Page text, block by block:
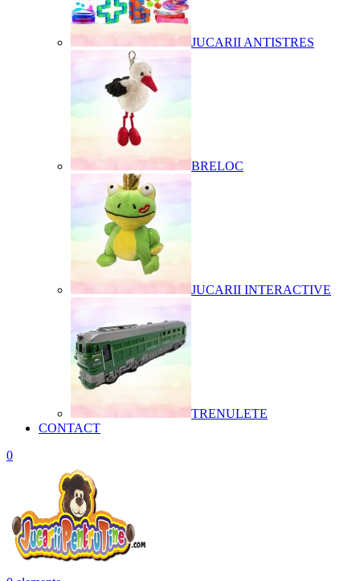
JUCARII ANTISTRES
BRELOC
JUCARII INTERACTIVE
TRENULETE
CONTACT
0